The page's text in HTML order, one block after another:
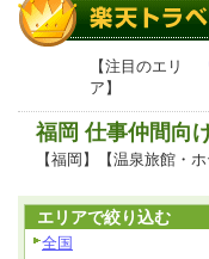
【注目のエリ
ア】
福岡 仕事仲間向
【福岡】【温泉旅館・
エリアで絞り込む
全国